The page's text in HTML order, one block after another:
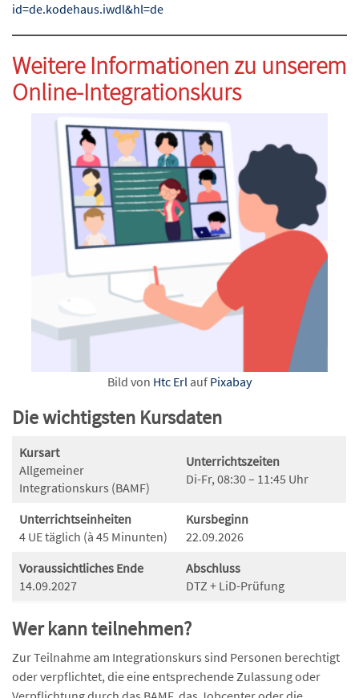
id=de.kodehaus.iwdl&hl=de
Weitere Informationen zu unserem
Online-Integrationskurs
Bild von Htc Erl auf Pixabay
Die wichtigsten Kursdaten
Kursart
Allgemeiner
Integrationskurs (BAMF)
Unterrichtszeiten
Di-Fr, 08:30 – 11:45 Uhr
Unterrichtseinheiten
4 UE täglich (à 45 Minunten)
Kursbeginn
22.09.2026
Voraussichtliches Ende
14.09.2027
Abschluss
DTZ + LiD-Prüfung
Wer kann teilnehmen?
Zur Teilnahme am Integrationskurs sind Personen berechtigt
oder verpflichtet, die eine entsprechende Zulassung oder